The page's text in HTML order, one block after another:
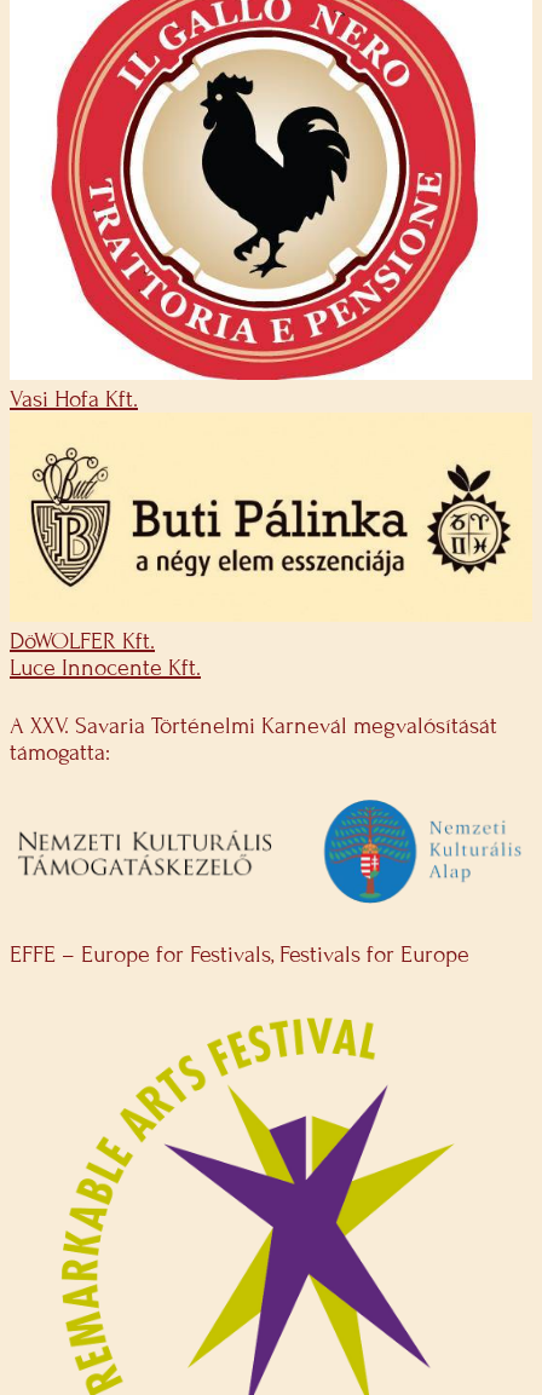
Vasi Hofa Kft.
DöWOLFER Kft.
Luce Innocente Kft.
A XXV. Savaria Történelmi Karnevál megvalósítását
támogatta:
EFFE – Europe for Festivals, Festivals for Europe